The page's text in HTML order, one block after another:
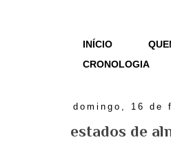
INÍCIO
CRONOLOGIA
domingo, 16 de
estados de